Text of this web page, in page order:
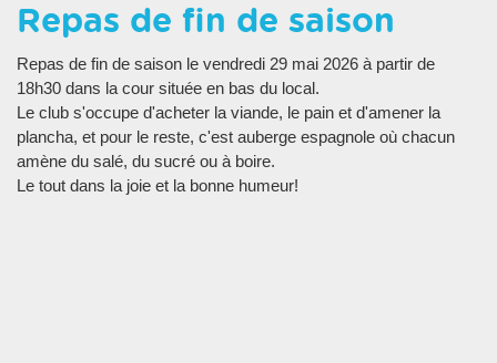
Repas de fin de saison
Repas de fin de saison le vendredi 29 mai 2026 à partir de
18h30 dans la cour située en bas du local.
Le club s'occupe d'acheter la viande, le pain et d'amener la
plancha, et pour le reste, c'est auberge espagnole où chacun
amène du salé, du sucré ou à boire.
Le tout dans la joie et la bonne humeur!